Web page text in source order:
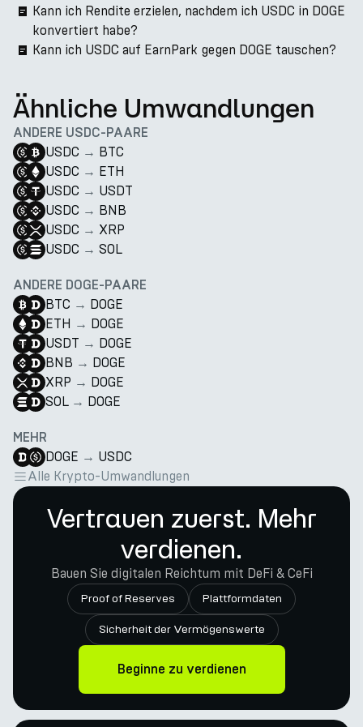
Kann ich Rendite erzielen, nachdem ich USDC in DOGE
konvertiert habe?
Kann ich USDC auf EarnPark gegen DOGE tauschen?
Ähnliche Umwandlungen
ANDERE USDC-PAARE
USDC → BTC
USDC → ETH
USDC → USDT
USDC → BNB
USDC → XRP
USDC → SOL
ANDERE DOGE-PAARE
BTC → DOGE
ETH → DOGE
USDT → DOGE
BNB → DOGE
XRP → DOGE
SOL → DOGE
MEHR
DOGE → USDC
Alle Krypto-Umwandlungen
Vertrauen zuerst. Mehr
verdienen.
Bauen Sie digitalen Reichtum mit DeFi & CeFi
Proof of Reserves Plattformdaten
Sicherheit der Vermögenswerte
Beginne zu verdienen